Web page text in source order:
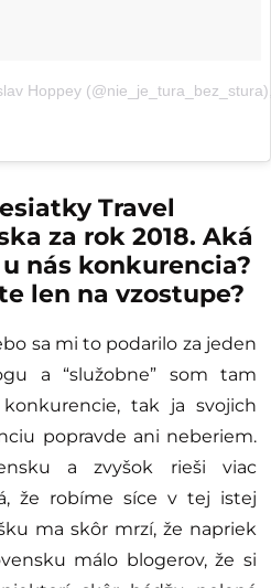
Hoppey (@nie_je_tura_bez_stura)
Travel
za rok 2018. Aká
nás konkurencia?
len na vzostupe?
sa mi to podarilo za jeden
a “služobne” som tam
tak ja svojich
popravde ani neberiem.
a zvyšok rieši viac
že robíme síce v tej istej
ma skôr mrzí, že napriek
málo blogerov, že si